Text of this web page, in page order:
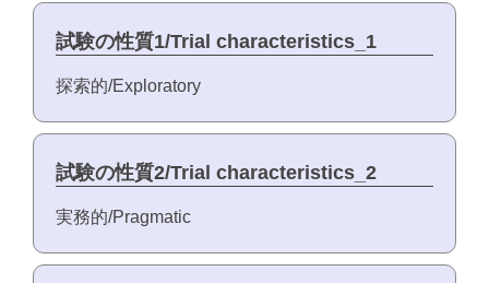
試験の性質1/Trial characteristics_1
探索的/Exploratory
試験の性質2/Trial characteristics_2
実務的/Pragmatic